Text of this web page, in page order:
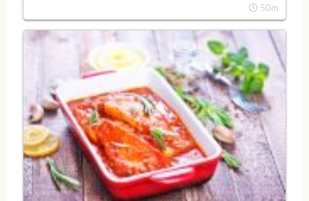
50m